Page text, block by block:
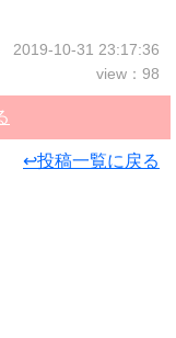
2019-10-31 23:17:36
view：98
↩投稿一覧に戻る